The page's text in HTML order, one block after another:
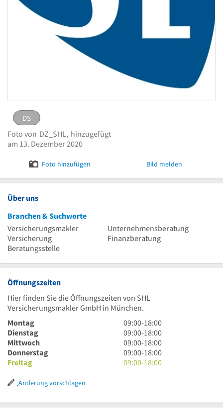
DS
eingestellt von
Bild melden
DS
Foto von DZ_SHL, hinzugefügt
am 13. Dezember 2020
Foto hinzufügen Bild melden
Über uns
Branchen & Suchworte
Versicherungsmakler
Unternehmensberatung
Versicherung
Finanzberatung
Beratungsstelle
Öffnungszeiten
Hier finden Sie die Öffnungszeiten von SHL
Versicherungsmakler GmbH in München.
Montag
9
Uhr
bis
18
Uhr
09:00-18:00
Dienstag
9
Uhr
bis
18
09:00-18:00
Mittwoch
9
Uhr
bis
09:00-18:00
Donnerstag
9
Uhr
09:00-18:00
Freitag
9
Uhr
09:00-18:00
Änderung vorschlagen